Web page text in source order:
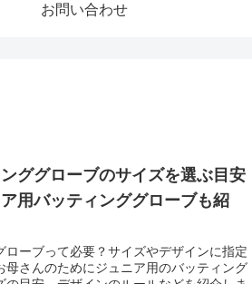
お問い合わせ
ググローブのサイズを選ぶ目安
ア用バッティンググローブも紹
ローブって必要？サイズやデザインに指定
母さんのためにジュニア用のバッティング